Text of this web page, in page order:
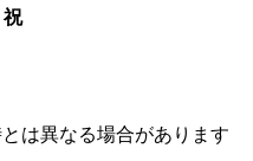
祝
は異なる場合があります